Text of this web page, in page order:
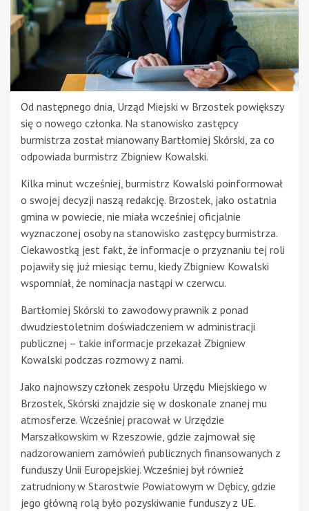
Od następnego dnia, Urząd Miejski w Brzostek powiększy
się o nowego członka. Na stanowisko zastępcy
burmistrza został mianowany Bartłomiej Skórski, za co
odpowiada burmistrz Zbigniew Kowalski.
Kilka minut wcześniej, burmistrz Kowalski poinformował
o swojej decyzji naszą redakcję. Brzostek, jako ostatnia
gmina w powiecie, nie miała wcześniej oficjalnie
wyznaczonej osoby na stanowisko zastępcy burmistrza.
Ciekawostką jest fakt, że informacje o przyznaniu tej roli
pojawiły się już miesiąc temu, kiedy Zbigniew Kowalski
wspomniał, że nominacja nastąpi w czerwcu.
Bartłomiej Skórski to zawodowy prawnik z ponad
dwudziestoletnim doświadczeniem w administracji
publicznej – takie informacje przekazał Zbigniew
Kowalski podczas rozmowy z nami.
Jako najnowszy członek zespołu Urzędu Miejskiego w
Brzostek, Skórski znajdzie się w doskonale znanej mu
atmosferze. Wcześniej pracował w Urzędzie
Marszałkowskim w Rzeszowie, gdzie zajmował się
nadzorowaniem zamówień publicznych finansowanych z
funduszy Unii Europejskiej. Wcześniej był również
zatrudniony w Starostwie Powiatowym w Dębicy, gdzie
jego główną rolą było pozyskiwanie funduszy z UE.